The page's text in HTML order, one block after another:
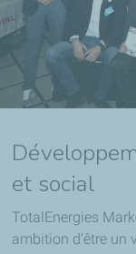
et social
TotalEnergies
ambition d’être un